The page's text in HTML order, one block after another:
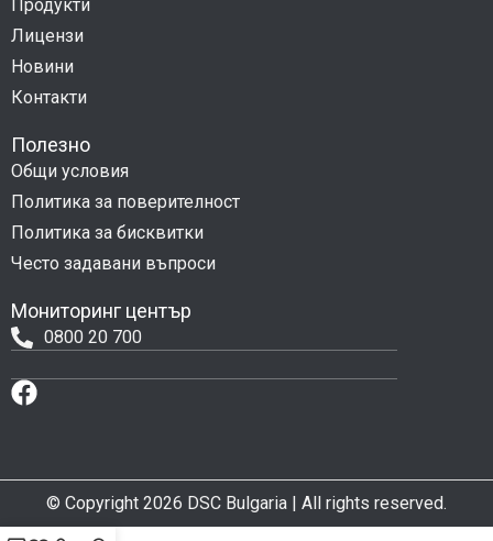
Продукти
Лицензи
Новини
Контакти
Полезно
Общи условия
Политика за поверителност
Политика за бисквитки
Често задавани въпроси
Мониторинг център
0800 20 700
© Copyright 2026 DSC Bulgaria | All rights reserved.